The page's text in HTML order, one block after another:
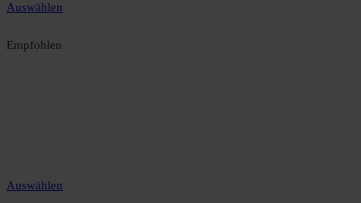
Auswählen
Empfohlen
Auswählen